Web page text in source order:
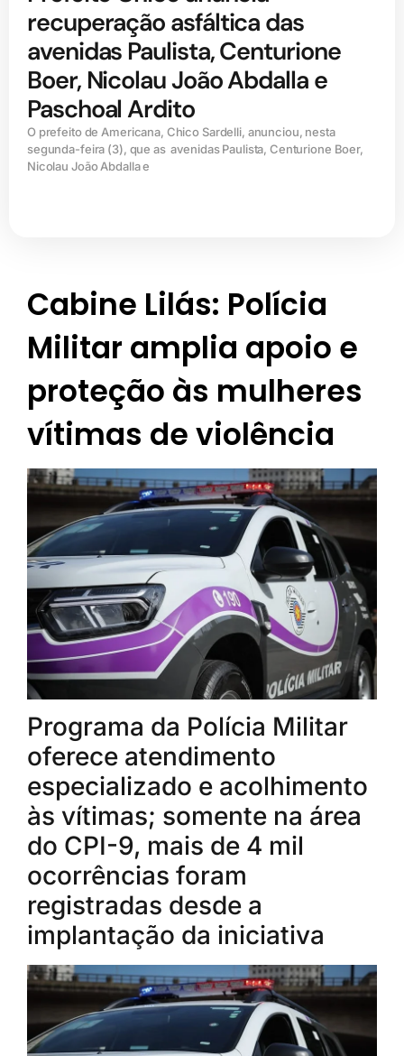
recuperação asfáltica das
avenidas Paulista, Centurione
Boer, Nicolau João Abdalla e
Paschoal Ardito
O prefeito de Americana, Chico Sardelli, anunciou, nesta
segunda-feira (3), que as avenidas Paulista, Centurione Boer,
Nicolau João Abdalla e
Cabine Lilás: Polícia
Militar amplia apoio e
proteção às mulheres
vítimas de violência
Programa da Polícia Militar
oferece atendimento
especializado e acolhimento
às vítimas; somente na área
do CPI-9, mais de 4 mil
ocorrências foram
registradas desde a
implantação da iniciativa